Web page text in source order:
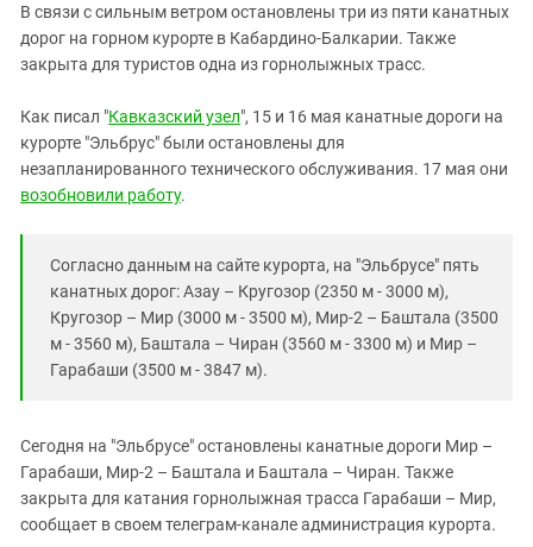
Ростовская область
Северная Осетия - Алания
Ставропольский край
Чечня
ЮФО
В связи с сильным ветром остановлены три из пяти канатных
дорог на горном курорте в Кабардино-Балкарии. Также
закрыта для туристов одна из горнолыжных трасс.
Как писал "Кавказский узел", 15 и 16 мая канатные дороги на
курорте "Эльбрус" были остановлены для
незапланированного технического обслуживания. 17 мая они
возобновили работу.
Согласно данным на сайте курорта, на "Эльбрусе" пять
канатных дорог: Азау – Кругозор (2350 м - 3000 м),
Кругозор – Мир (3000 м - 3500 м), Мир-2 – Баштала (3500
м - 3560 м), Баштала – Чиран (3560 м - 3300 м) и Мир –
Гарабаши (3500 м - 3847 м).
Сегодня на "Эльбрусе" остановлены канатные дороги Мир –
Гарабаши, Мир-2 – Баштала и Баштала – Чиран. Также
закрыта для катания горнолыжная трасса Гарабаши – Мир,
сообщает в своем телеграм-канале администрация курорта.